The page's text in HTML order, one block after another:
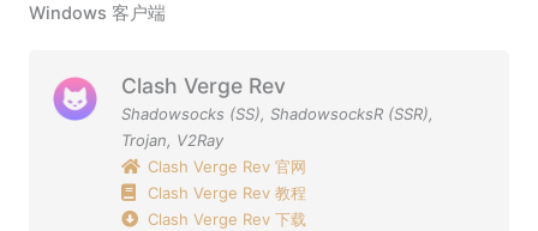
Windows 客户端
Clash Verge Rev
Shadowsocks (SS), ShadowsocksR (SSR),
Trojan, V2Ray
Clash Verge Rev 官网
Clash Verge Rev 教程
Clash Verge Rev 下载